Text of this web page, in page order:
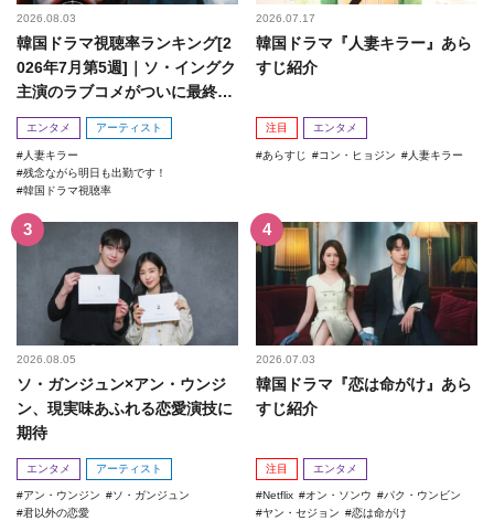
2026.08.03
韓国ドラマ視聴率ランキング[2
026年7月第5週]｜ソ・イングク
主演のラブコメがついに最終
回！
エンタメ アーティスト
人妻キラー
残念ながら明日も出勤です！
韓国ドラマ視聴率
2026.07.17
韓国ドラマ『人妻キラー』あら
すじ紹介
注目 エンタメ
あらすじ コン・ヒョジン 人妻キラー
2026.08.05
ソ・ガンジュン×アン・ウンジ
ン、現実味あふれる恋愛演技に
期待
エンタメ アーティスト
アン・ウンジン
ソ・ガンジュン
君以外の恋愛
2026.07.03
韓国ドラマ『恋は命がけ』あら
すじ紹介
注目 エンタメ
Netflix オン・ソンウ
パク・ウンビン
ヤン・セジョン
恋は命がけ